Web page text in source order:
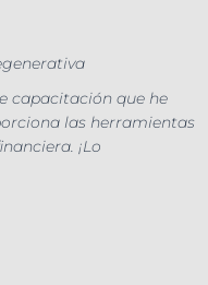
capacitación que he
las herramientas
¡Lo